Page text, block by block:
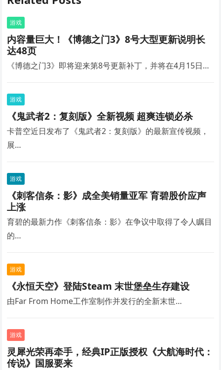
游戏
内容量巨大！《博德之门3》8号大型更新说明长
达48页
《博德之门3》即将迎来第8号更新补丁，并将在4月15日…
游戏
《鬼武者2：复刻版》全新视频 超爽连锁必杀
卡普空近日发布了《鬼武者2：复刻版》的最新宣传视频，
展…
游戏
《刺客信条：影》成全美销量亚军 育碧股价应声
上涨
育碧的最新力作《刺客信条：影》在争议中取得了令人瞩目
的…
游戏
《永恒天空》登陆Steam 末世堡垒生存建设
由Far From Home工作室制作并发行的全新末世…
游戏
灵犀光荣再牵手，经典IP正版授权《大航海时代：
传说》国服要来